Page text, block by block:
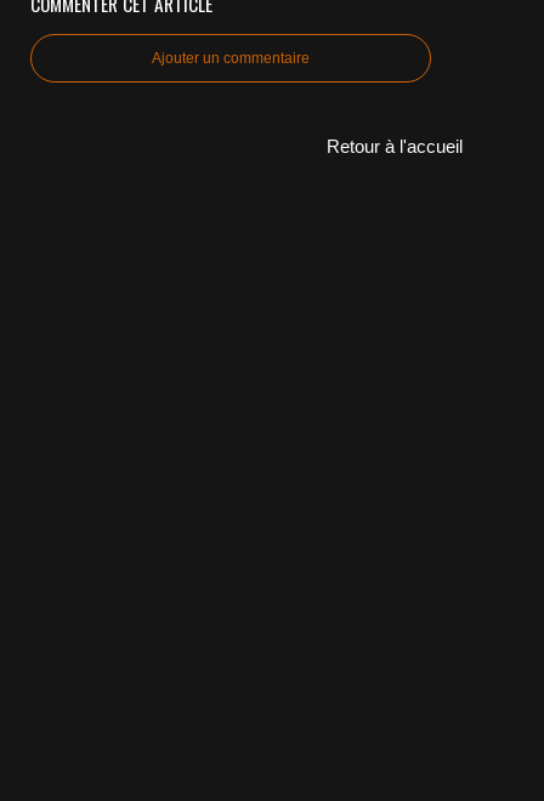
Ajouter un commentaire
Retour à l'accueil